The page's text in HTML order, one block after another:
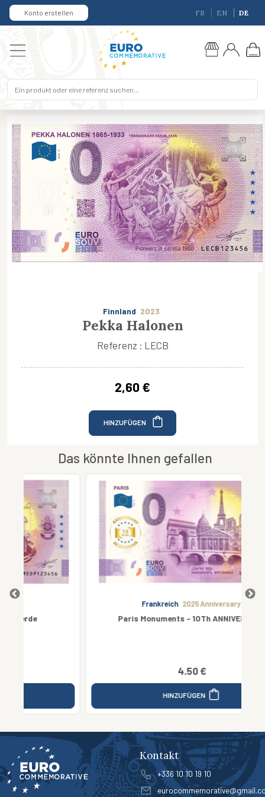
Konto erstellen FR EN DE
Finnland 2023
Pekka Halonen
Referenz : LECB
2,60 €
HINZUFÜGEN
Das könnte Ihnen gefallen
2025 Anniversary
Paris Monuments - 10Th ANNIVERSARY
Kontakt
+336 10 10 19 10